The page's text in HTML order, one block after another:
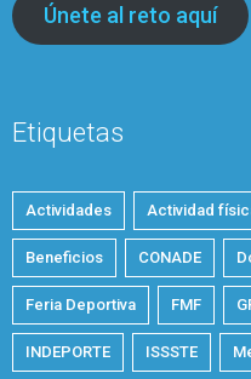
Únete al reto aquí
Etiquetas
Actividades Actividad
Beneficios CONADE
Feria Deportiva FMF
INDEPORTE ISSSTE